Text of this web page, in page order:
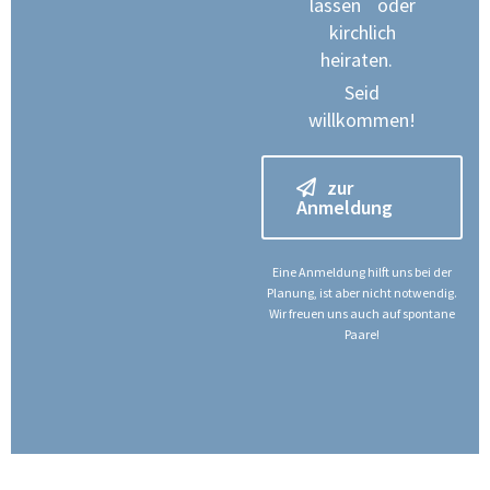
kirchlich
heiraten.
Seid
willkommen!
zur
Anmeldung
Eine Anmeldung hilft uns bei der
Planung, ist aber nicht notwendig.
Wir freuen uns auch auf spontane
Paare!